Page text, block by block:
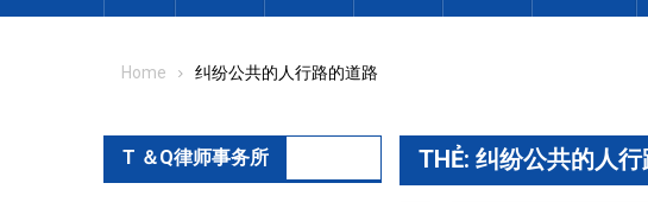
Home 纠纷公共的人行路的道路
THẺ: 纠纷公共的人
T ＆Q律师事务所